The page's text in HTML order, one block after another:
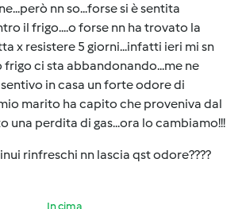
nn so...forse si è sentita
il frigo....o forse nn ha trovato la
x resistere 5 giorni...infatti ieri mi sn
ci sta abbandonando...me ne
in casa un forte odore di
marito ha capito che proveniva dal
una perdita di gas...ora lo cambiamo!!!
rinfreschi nn lascia qst odore????
In cima